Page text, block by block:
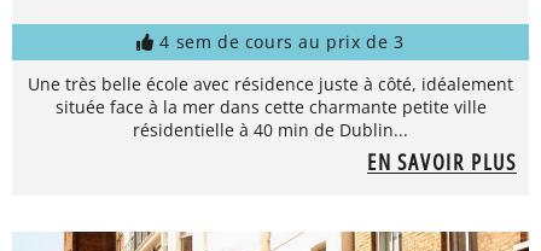
4 sem de cours au prix de 3
Une très belle école avec résidence juste à côté, idéalement
située face à la mer dans cette charmante petite ville
résidentielle à 40 min de Dublin...
EN SAVOIR PLUS